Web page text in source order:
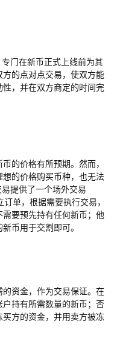
门在新币正式上线前为其
的点对点交易，使双方能
，并在双方商定的时间完
的价格有所预期。然而，
的价格购买币种，也无法
提供了一个场外交易
单，根据需要执行交易，
要预先持有任何新币；他
币用于交割即可。
资金，作为交易保证。在
持有所需数量的新币；否
方的资金，并用卖方被冻